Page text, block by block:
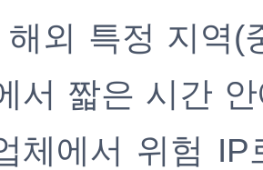
해외 특정 지역(
서 짧은 시간
체에서 위험